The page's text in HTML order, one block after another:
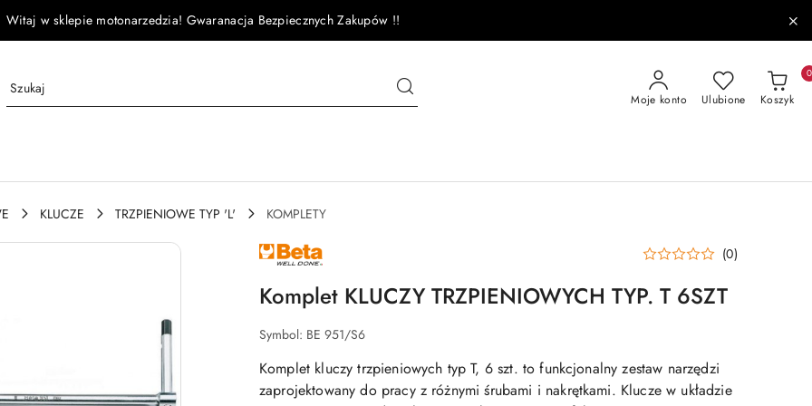
Witaj w sklepie motonarzedzia! Gwaranacja Bezpiecznych Zakupów !!
Moje konto Ulubione Koszyk
0
KLUCZE TRZPIENIOWE TYP 'L'
KOMPLETY
NAZWA
PRODUCENTA: (0)
Komplet KLUCZY TRZPIENIOWYCH TYP. T 6SZT
Symbol: BE 951/S6
Komplet kluczy trzpieniowych typ T, 6 szt. to funkcjonalny zestaw narzędzi
zaprojektowany do pracy z różnymi śrubami i nakrętkami. Klucze w układzie